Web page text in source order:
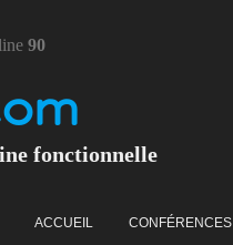
90
fonctionnelle
ACCUEIL CONFÉRENCES